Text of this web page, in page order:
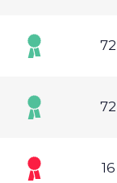
72
72
16